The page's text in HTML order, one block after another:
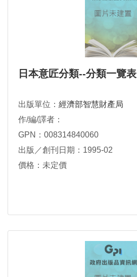
日本意匠分類--分類一覽表
出版單位： 經濟部智慧財產局
作/編/譯者：
GPN：008314840060
出版／創刊日期：1995-02
價格：未定價